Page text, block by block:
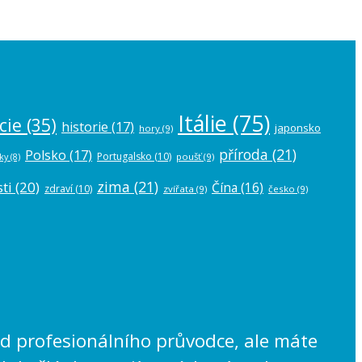
(35) historie (17) hory (9) Itálie (75) japonsko
(8) Polsko (17) Portugalsko (10) poušť(9) příroda (21)
(20) zdraví (10) zima (21) zvířata (9) Čína (16) česko (9)
profesionálního průvodce, ale máte